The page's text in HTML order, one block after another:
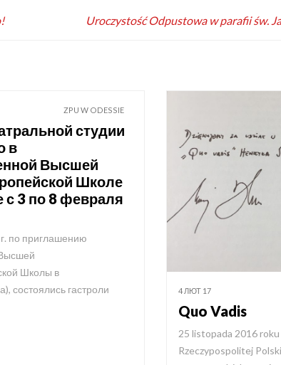
Uroczystość Odpustowa w parafii św.
ZPU W ODESSIE
студии
в
Высшей
Школе
3 по 8 февраля
по приглашению
Школы в
состоялись гастроли
4 ЛЮТ 17
Quo Vadis
25 listopada 2016
Rzeczypospolitej